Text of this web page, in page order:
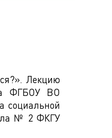
Лекцию
ФГБОУ ВО
социальной
№ 2 ФКГУ